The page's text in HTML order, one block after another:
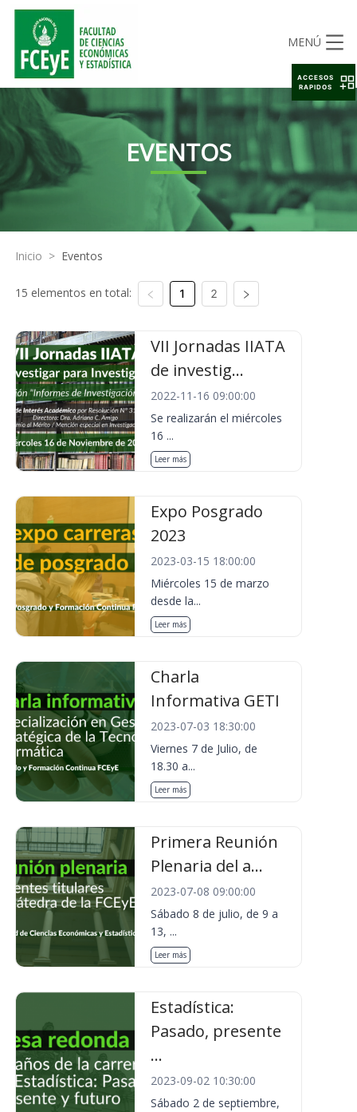
MENÚ
EVENTOS
Inicio > Eventos
15 elementos en total: 1 2
VII Jornadas IIATA
de investig...
2022-11-16 09:00:00
Se realizarán el miércoles
16 ...
Leer más
Expo Posgrado
2023
2023-03-15 18:00:00
Miércoles 15 de marzo
desde la...
Leer más
Charla
Informativa GETI
2023-07-03 18:30:00
Viernes 7 de Julio, de
18.30 a...
Leer más
Primera Reunión
Plenaria del a...
2023-07-08 09:00:00
Sábado 8 de julio, de 9 a
13, ...
Leer más
Estadística:
Pasado, presente
...
2023-09-02 10:30:00
Sábado 2 de septiembre,
ACCESOS
RAPIDOS